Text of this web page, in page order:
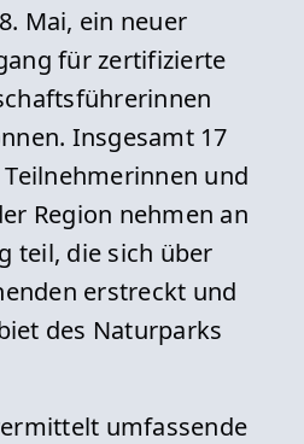
Mai, ein neuer
für zertifizierte
Insgesamt 17
und
Region nehmen an
teil, die sich über
erstreckt und
des Naturparks
umfassende